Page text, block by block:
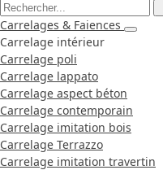
Carrelages & Faiences
Carrelage intérieur
Carrelage poli
Carrelage lappato
Carrelage aspect béton
Carrelage contemporain
Carrelage imitation bois
Carrelage Terrazzo
Carrelage imitation travertin